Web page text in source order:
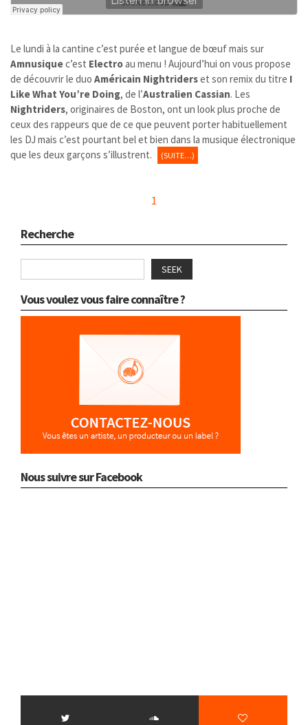
Le lundi à la cantine c’est purée et langue de bœuf mais sur
Amnusiquec’est Electroau menu ! Aujourd’hui on vous propose
de découvrir le duo Américain Nightriderset son remix du titre I
Like What You’re Doing, de l’Australien Cassian. Les
Nightriders, originaires de Boston, ont un look plus proche de
ceux des rappeurs que de ce que peuvent porter habituellement
les DJ mais c’est pourtant bel et bien dans la musique électronique
que les deux garçons s’illustrent.
(SUITE…)
1
Recherche
SEEK
Vous voulez vous faire connaître ?
Nous suivre sur Facebook